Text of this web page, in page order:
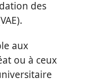
des
aux
ou à ceux